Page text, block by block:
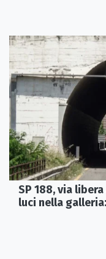
SP 188, via
luci nella